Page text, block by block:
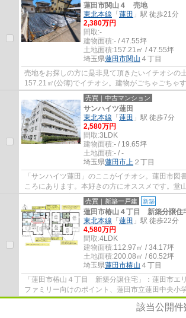
蓮田市関山４ 売地
東北本線 「 蓮田 」駅 徒歩21分
2,380万円
間取:-
建物面積:- / 47.55坪
土地面積:157.21㎡ / 47.55坪
埼玉県蓮田市関山 ４丁目
売地をお探しの方に是非見て頂きたいイチオシの
157.21㎡(公簿)でイチオシ。建物がごちゃごちゃ
層住居専用地域なので、静かに快適に過ごす...
売買｜中古マンション
サンハイツ蓮田
東北本線 「 蓮田 」駅 徒歩7分
2,580万円
間取:3LDK
建物面積:- / 19.65坪
土地面積:- / -
埼玉県蓮田市上 ２丁目
「サンハイツ蓮田」のここがイチオシ。蓮田市図
ころにあります。本好きの方にオススメです。堂
当社は経験豊富なプロのスタッフが在籍してい...
売買｜新築一戸建 新築
蓮田市椿山４丁目 新築分譲住
東北本線 「 蓮田 」駅 徒歩22分
4,580万円
間取:4LDK
建物面積:112.97㎡ / 34.17坪
土地面積:200.08㎡ / 60.52坪
埼玉県蓮田市椿山 ４丁目
「蓮田市椿山４丁目 新築分譲住宅」：蓮田市エ
ファミリー向けのポイント、蓮田市立蓮田中央小
にあります。夢のマイホームは思い切って...
該当公開件